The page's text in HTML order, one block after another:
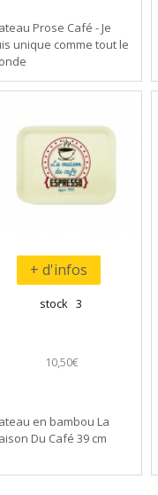
Prose Café - Je
unique comme tout le
+ d'infos
stock 3
10,50€
en bambou La
Du Café 39 cm